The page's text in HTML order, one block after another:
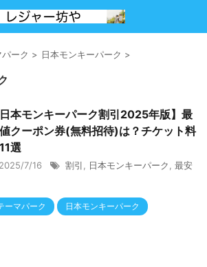
ーク > 日本モンキーパーク >
日本モンキーパーク割引2025年版】最
クーポン券(無料招待)は？チケット料
選
2025/7/16 割引 日本モンキーパーク
最安
ーマパーク 日本モンキーパーク